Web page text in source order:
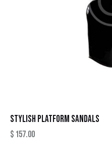
STYLISH PLATFORM SANDALS
$ 157.00